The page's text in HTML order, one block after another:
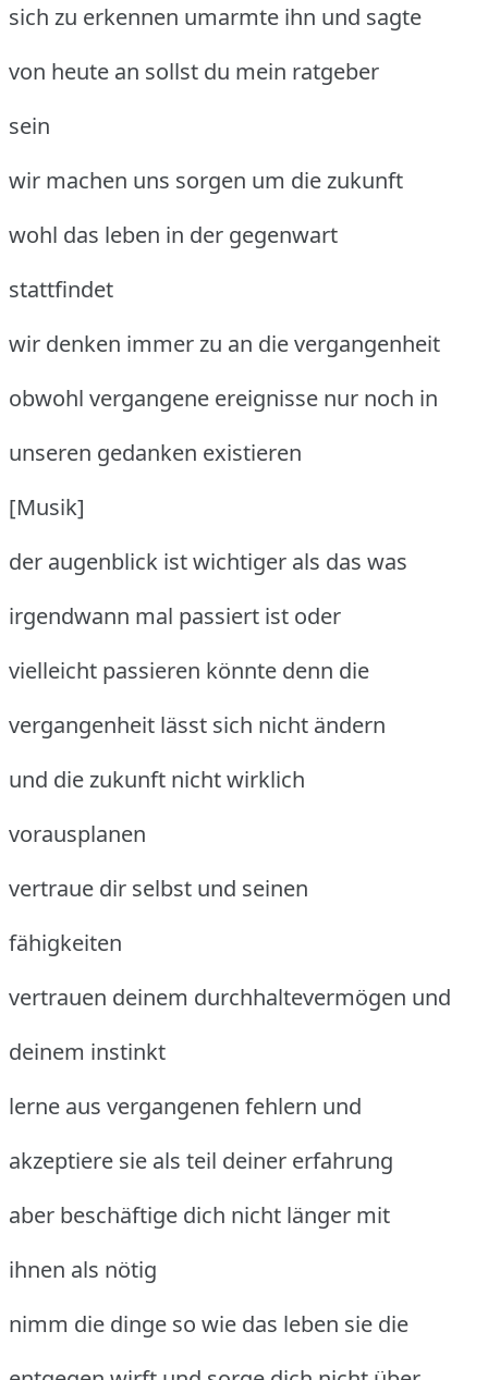
sich zu erkennen umarmte ihn und sagte
von heute an sollst du mein ratgeber
sein
wir machen uns sorgen um die zukunft
wohl das leben in der gegenwart
stattfindet
wir denken immer zu an die vergangenheit
obwohl vergangene ereignisse nur noch in
unseren gedanken existieren
[Musik]
der augenblick ist wichtiger als das was
irgendwann mal passiert ist oder
vielleicht passieren könnte denn die
vergangenheit lässt sich nicht ändern
und die zukunft nicht wirklich
vorausplanen
vertraue dir selbst und seinen
fähigkeiten
vertrauen deinem durchhaltevermögen und
deinem instinkt
lerne aus vergangenen fehlern und
akzeptiere sie als teil deiner erfahrung
aber beschäftige dich nicht länger mit
ihnen als nötig
nimm die dinge so wie das leben sie die